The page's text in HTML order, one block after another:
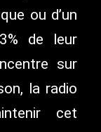
ou d’un
de leur
sur
la radio
cet